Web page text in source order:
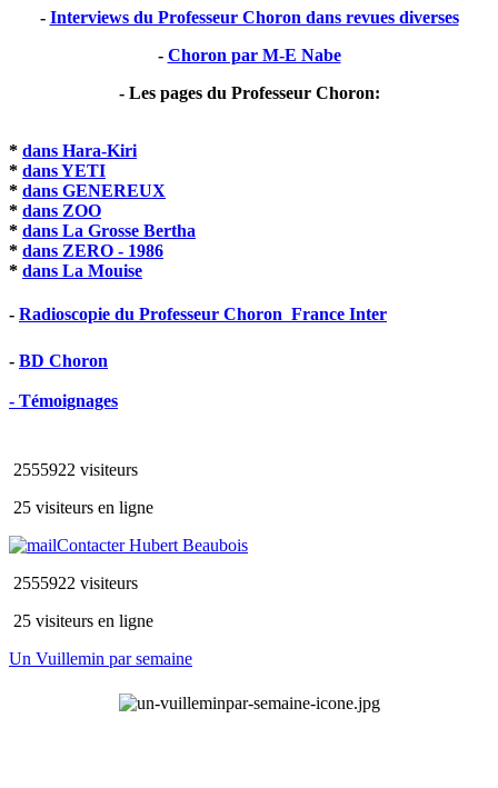
- Interviews du Professeur Choron dans revues diverses
- Choron par M-E Nabe
- Les pages du Professeur Choron:
* dans Hara-Kiri
* dans YETI
* dans GENEREUX
* dans ZOO
* dans La Grosse Bertha
* dans ZERO - 1986
* dans La Mouise
- Radioscopie du Professeur Choron  France Inter
- BD Choron
- Témoignages
2555922 visiteurs
25 visiteurs en ligne
Contacter Hubert Beaubois
2555922 visiteurs
25 visiteurs en ligne
Un Vuillemin par semaine